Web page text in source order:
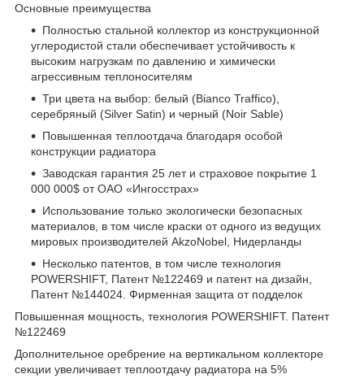
Основные преимущества
Полностью стальной коллектор из конструкционной
углеродистой стали обеспечивает устойчивость к
высоким нагрузкам по давлению и химически
агрессивным теплоносителям
Три цвета на выбор: белый (Bianco Traffico),
серебряный (Silver Satin) и черный (Noir Sable)
Повышенная теплоотдача благодаря особой
конструкции радиатора
Заводская гарантия 25 лет и страховое покрытие 1
000 000$ от ОАО «Ингосстрах»
Использование только экологически безопасных
материалов, в том числе краски от одного из ведущих
мировых производителей AkzoNobel, Нидерланды
Несколько патентов, в том числе технология
POWERSHIFT, Патент №122469 и патент на дизайн,
Патент №144024. Фирменная защита от подделок
Повышенная мощность, технология POWERSHIFT. Патент
№122469
Дополнительное оребрение на вертикальном коллекторе
секции увеличивает теплоотдачу радиатора на 5%